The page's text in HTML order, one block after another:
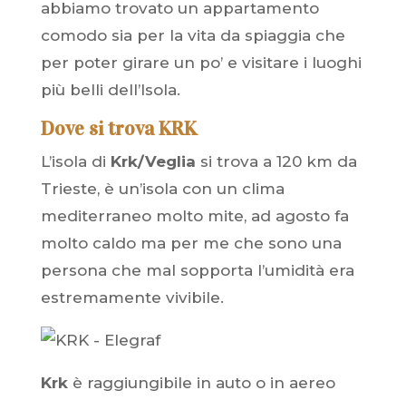
abbiamo trovato un appartamento
comodo sia per la vita da spiaggia che
per poter girare un po’ e visitare i luoghi
più belli dell’Isola.
Dove si trova KRK
L’isola di Krk/Veglia si trova a 120 km da
Trieste, è un’isola con un clima
mediterraneo molto mite, ad agosto fa
molto caldo ma per me che sono una
persona che mal sopporta l’umidità era
estremamente vivibile.
Krkè raggiungibile in auto o in aereo